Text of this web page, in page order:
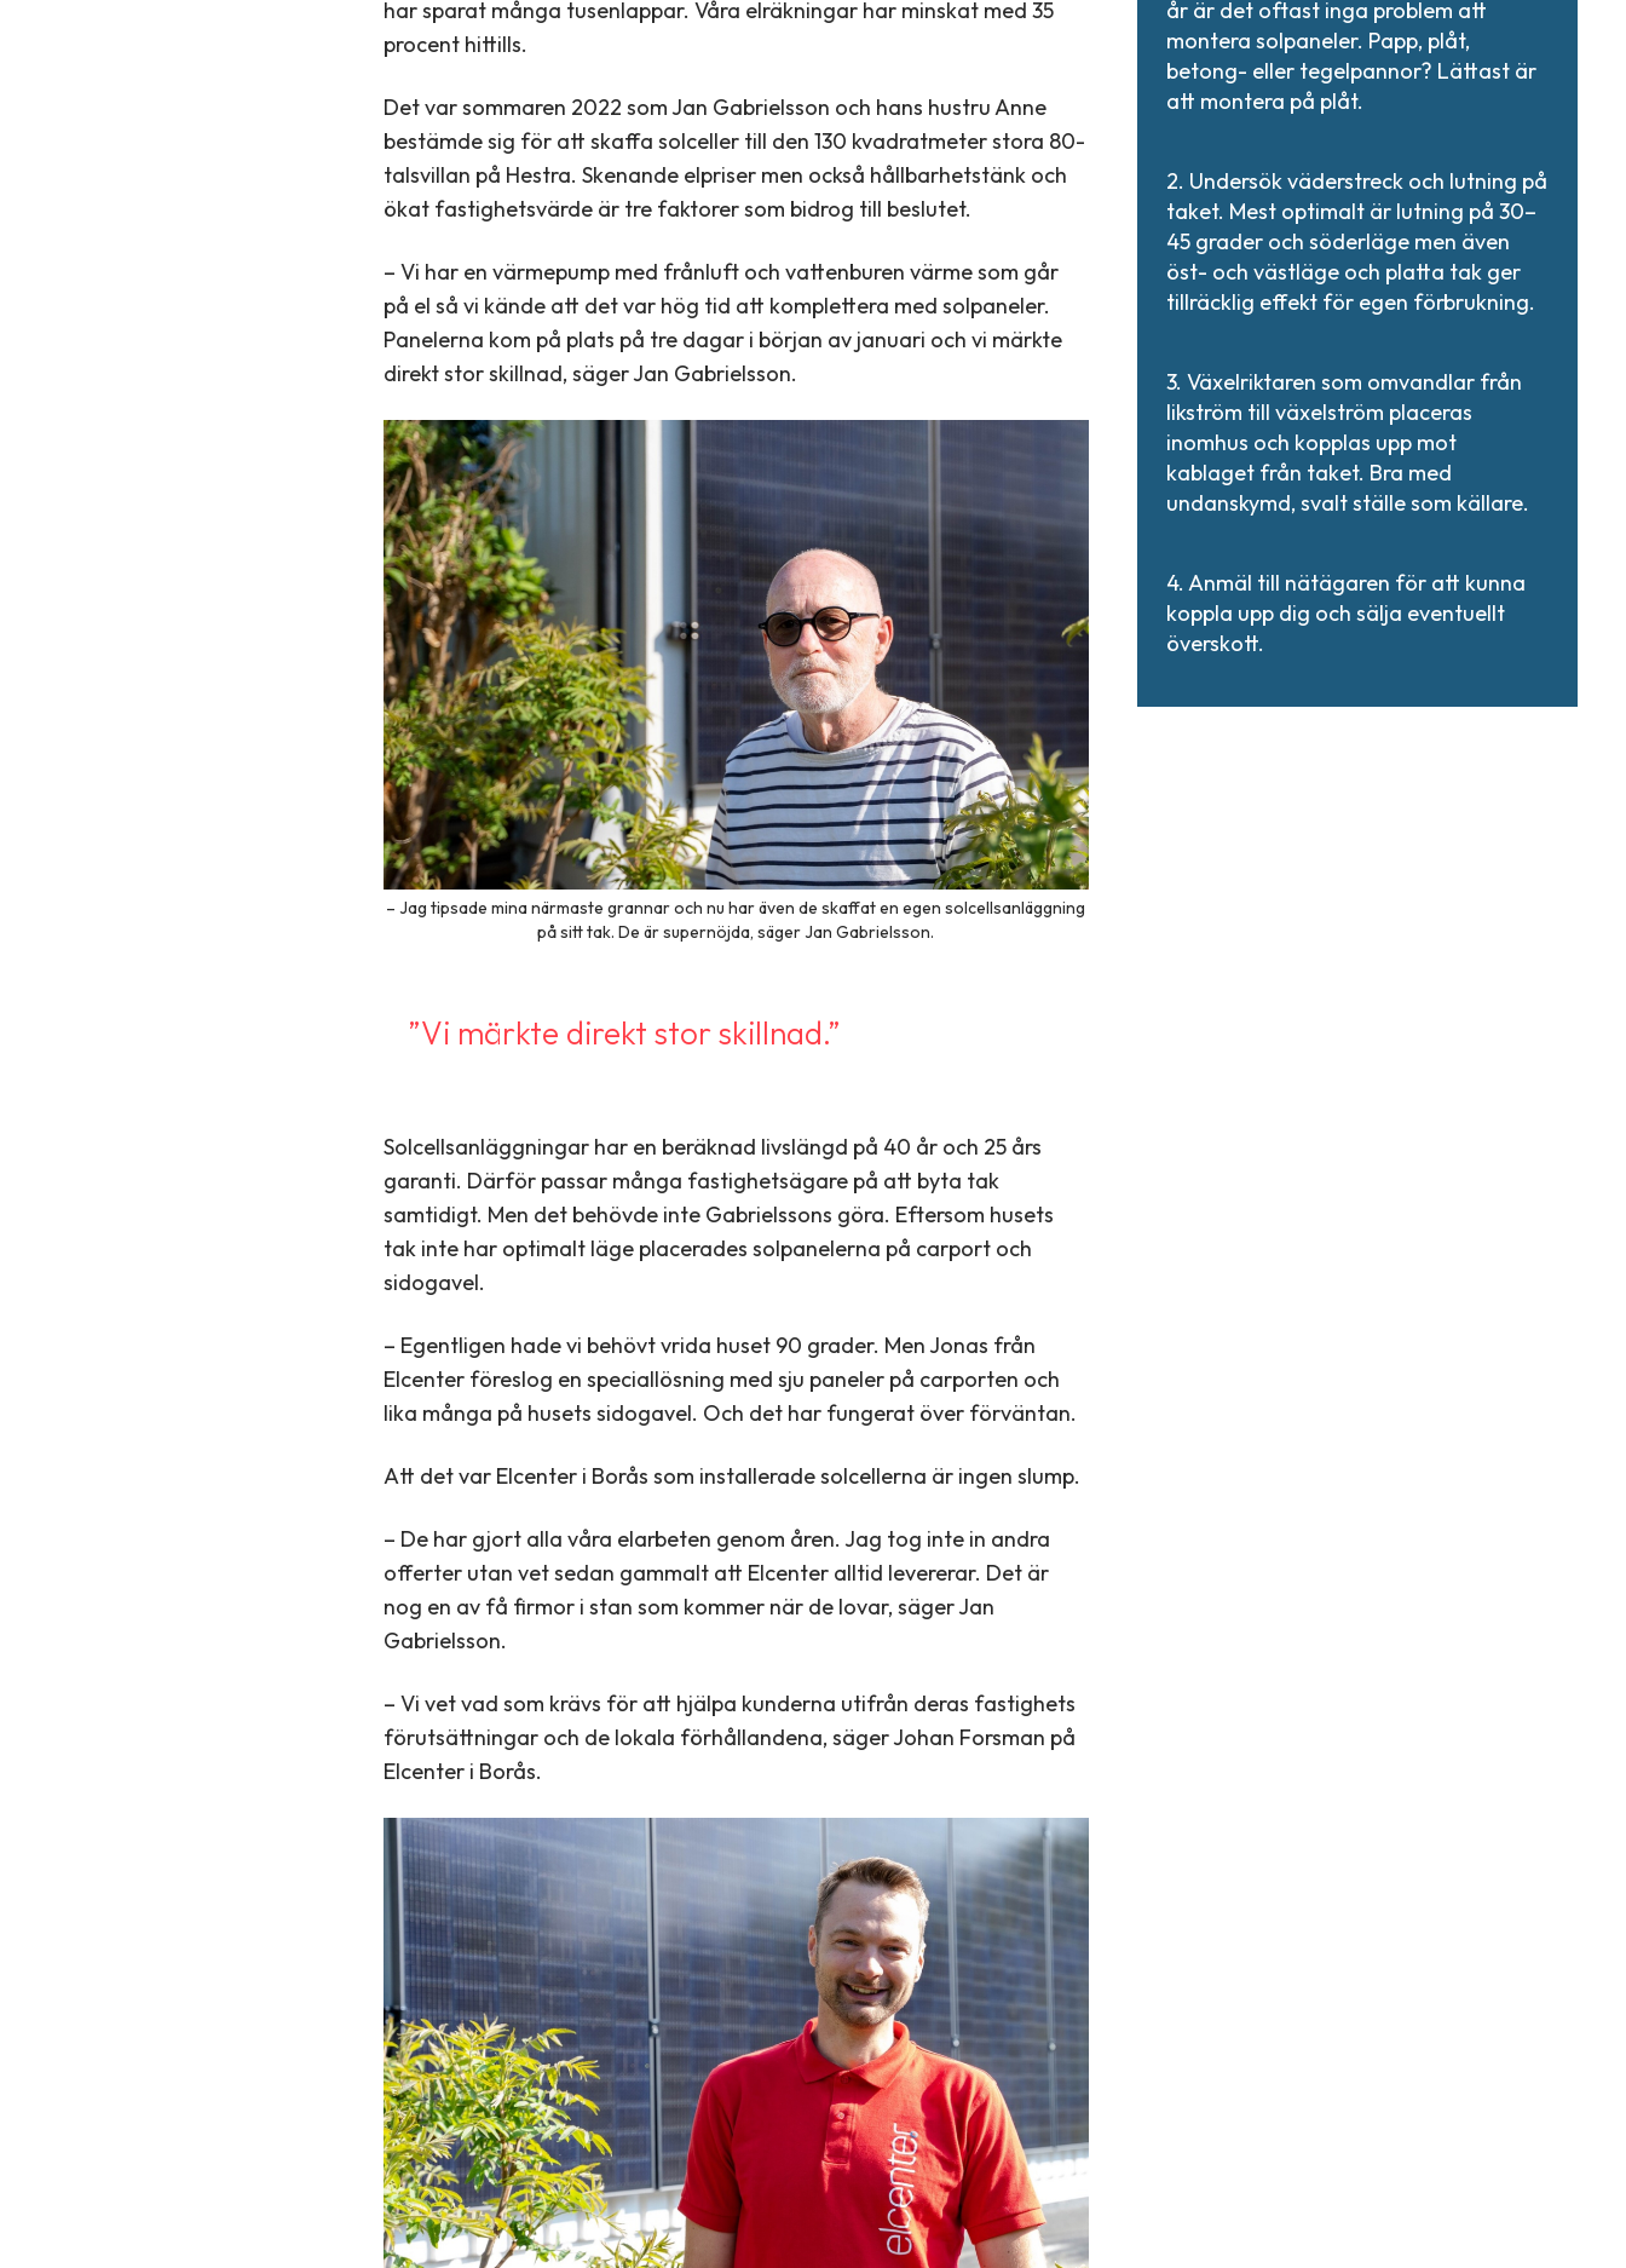
har sparat många tusenlappar. Våra elräkningar har minskat med 35
procent hittills.
Det var sommaren 2022 som Jan Gabrielsson och hans hustru Anne
bestämde sig för att skaffa solceller till den 130 kvadratmeter stora 80-
talsvillan på Hestra. Skenande elpriser men också hållbarhetstänk och
ökat fastighetsvärde är tre faktorer som bidrog till beslutet.
– Vi har en värmepump med frånluft och vattenburen värme som går
på el så vi kände att det var hög tid att komplettera med solpaneler.
Panelerna kom på plats på tre dagar i början av januari och vi märkte
direkt stor skillnad, säger Jan Gabrielsson.
– Jag tipsade mina närmaste grannar och nu har även de skaffat en egen solcellsanläggning
på sitt tak. De är supernöjda, säger Jan Gabrielsson.
”Vi märkte direkt stor skillnad.”
Solcellsanläggningar har en beräknad livslängd på 40 år och 25 års
garanti. Därför passar många fastighetsägare på att byta tak
samtidigt. Men det behövde inte Gabrielssons göra. Eftersom husets
tak inte har optimalt läge placerades solpanelerna på carport och
sidogavel.
– Egentligen hade vi behövt vrida huset 90 grader. Men Jonas från
Elcenter föreslog en speciallösning med sju paneler på carporten och
lika många på husets sidogavel. Och det har fungerat över förväntan.
Att det var Elcenter i Borås som installerade solcellerna är ingen slump.
– De har gjort alla våra elarbeten genom åren. Jag tog inte in andra
offerter utan vet sedan gammalt att Elcenter alltid levererar. Det är
nog en av få firmor i stan som kommer när de lovar, säger Jan
Gabrielsson.
– Vi vet vad som krävs för att hjälpa kunderna utifrån deras fastighets
förutsättningar och de lokala förhållandena, säger Johan Forsman på
Elcenter i Borås.
år är det oftast inga problem att
montera solpaneler. Papp, plåt,
betong- eller tegelpannor? Lättast är
att montera på plåt.
2. Undersök väderstreck och lutning på
taket. Mest optimalt är lutning på 30–
45 grader och söderläge men även
öst- och västläge och platta tak ger
tillräcklig effekt för egen förbrukning.
3. Växelriktaren som omvandlar från
likström till växelström placeras
inomhus och kopplas upp mot
kablaget från taket. Bra med
undanskymd, svalt ställe som källare.
4. Anmäl till nätägaren för att kunna
koppla upp dig och sälja eventuellt
överskott.